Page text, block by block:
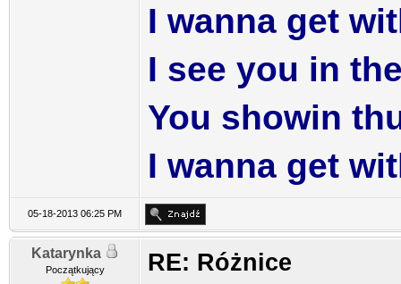
I wanna get
I see you in
You showin
I wanna get
05-18-2013 06:25 PM
Katarynka
Początkujący RE: Różnice